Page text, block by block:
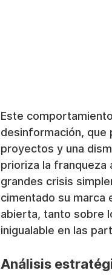
Este
desinformación,
proyectos y una
prioriza la
grandes crisis
cimentado su marca
abierta, tanto sobre
inigualable en las
Análisis